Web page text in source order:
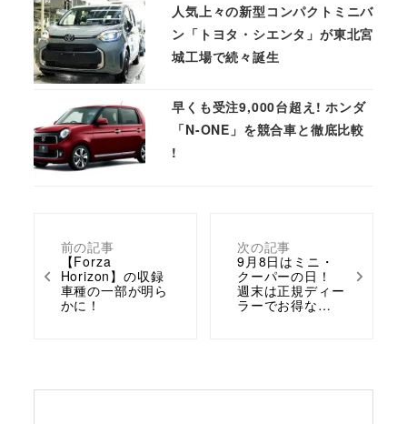
前の記事
【Forza
Horizon】の収録
車種の一部が明ら
かに！
次の記事
9月8日はミニ・
クーパーの日！
週末は正規ディー
ラーでお得な…
人気上々の新型コンパクトミニバ
ン「トヨタ・シエンタ」が東北宮
城工場で続々誕生
早くも受注9,000台超え! ホンダ
「N-ONE」を競合車と徹底比較
!